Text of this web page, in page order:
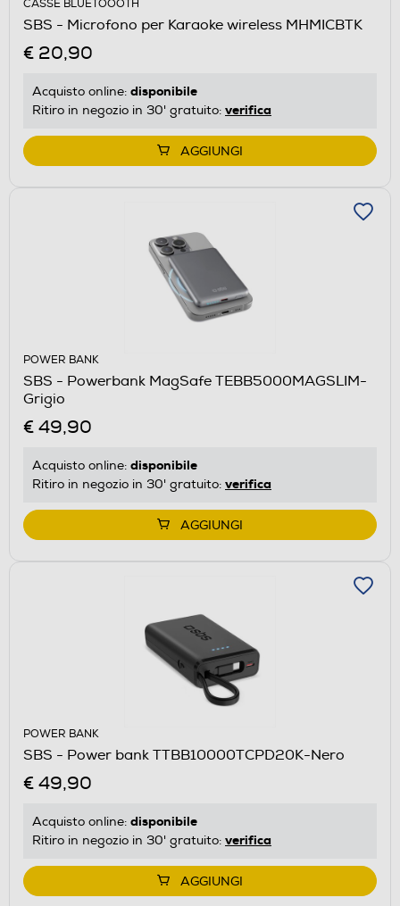
CASSE BLUETOOOTH
SBS - Microfono per Karaoke wireless MHMICBTK
€ 20,90
Acquisto online: disponibile
Ritiro in negozio in 30' gratuito: verifica
AGGIUNGI
POWER BANK
SBS - Powerbank MagSafe TEBB5000MAGSLIM-
Grigio
€ 49,90
Acquisto online: disponibile
Ritiro in negozio in 30' gratuito: verifica
AGGIUNGI
POWER BANK
SBS - Power bank TTBB10000TCPD20K-Nero
€ 49,90
Acquisto online: disponibile
Ritiro in negozio in 30' gratuito: verifica
AGGIUNGI